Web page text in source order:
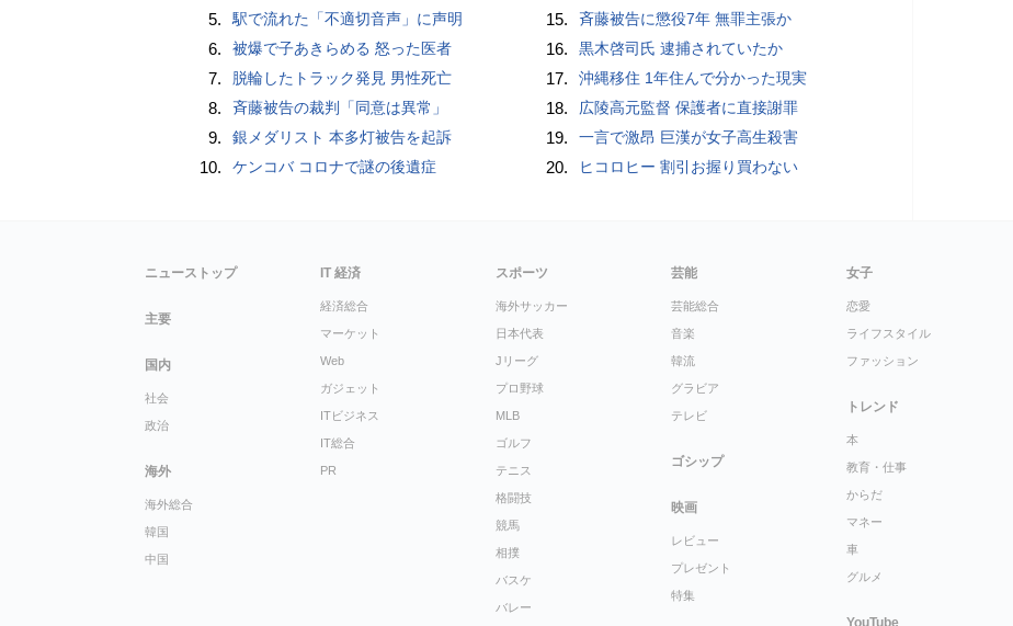
5. 駅で流れた「不適切音声」に声明
6. 被爆で子あきらめる 怒った医者
7. 脱輪したトラック発見 男性死亡
8. 斉藤被告の裁判「同意は異常」
9. 銀メダリスト 本多灯被告を起訴
10. ケンコバ コロナで謎の後遺症
15. 斉藤被告に懲役7年 無罪主張か
16. 黒木啓司氏 逮捕されていたか
17. 沖縄移住 1年住んで分かった現実
18. 広陵高元監督 保護者に直接謝罪
19. 一言で激昂 巨漢が女子高生殺害
20. ヒコロヒー 割引お握り買わない
ニューストップ
主要
国内
社会
政治
海外
海外総合
韓国
中国
IT 経済
経済総合
マーケット
Web
ガジェット
ITビジネス
IT総合
PR
スポーツ
海外サッカー
日本代表
Jリーグ
プロ野球
MLB
ゴルフ
テニス
格闘技
競馬
相撲
バスケ
バレー
芸能
芸能総合
音楽
韓流
グラビア
テレビ
ゴシップ
映画
レビュー
プレゼント
特集
女子
恋愛
ライフスタイル
ファッション
トレンド
本
教育・仕事
からだ
マネー
車
グルメ
YouTube